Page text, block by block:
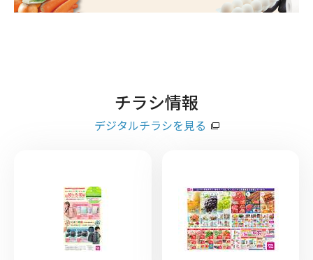
チラシ情報
デジタルチラシを見る